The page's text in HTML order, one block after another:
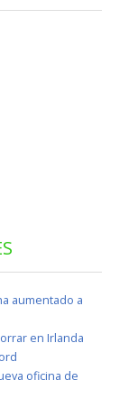
aumentado a
en Irlanda
oficina de